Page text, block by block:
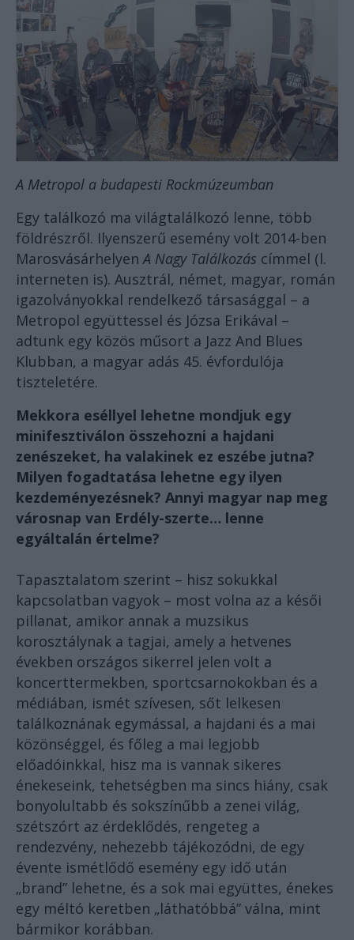
A Metropol a budapesti Rockmúzeumban
Egy találkozó ma világtalálkozó lenne, több
földrészről. Ilyenszerű esemény volt 2014-ben
MarosvásárhelyenA Nagy Találkozás címmel (l.
interneten is). Ausztrál, német, magyar, román
igazolványokkal rendelkező társasággal – a
Metropol együttessel és Józsa Erikával –
adtunk egy közös műsort a Jazz And Blues
Klubban, a magyar adás 45. évfordulója
tiszteletére.
Mekkora eséllyel lehetne mondjuk egy
minifesztiválon összehozni a hajdani
zenészeket, ha valakinek ez eszébe jutna?
Milyen fogadtatása lehetne egy ilyen
kezdeményezésnek? Annyi magyar nap meg
városnap van Erdély-szerte… lenne
egyáltalán értelme?
Tapasztalatom szerint – hisz sokukkal
kapcsolatban vagyok – most volna az a késői
pillanat, amikor annak a muzsikus
korosztálynak a tagjai, amely a hetvenes
években országos sikerrel jelen volt a
koncerttermekben, sportcsarnokokban és a
médiában, ismét szívesen, sőt lelkesen
találkoznának egymással, a hajdani és a mai
közönséggel, és főleg a mai legjobb
előadóinkkal, hisz ma is vannak sikeres
énekeseink, tehetségben ma sincs hiány, csak
bonyolultabb és sokszínűbb a zenei világ,
szétszórt az érdeklődés, rengeteg a
rendezvény, nehezebb tájékozódni, de egy
évente ismétlődő esemény egy idő után
„brand” lehetne, és a sok mai együttes, énekes
egy méltó keretben „láthatóbbá” válna, mint
bármikor korábban.